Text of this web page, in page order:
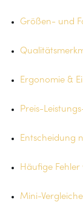
Größen- und
Ergonomie &
Preis-
Entscheidung
Häufige Fehler
Mini-